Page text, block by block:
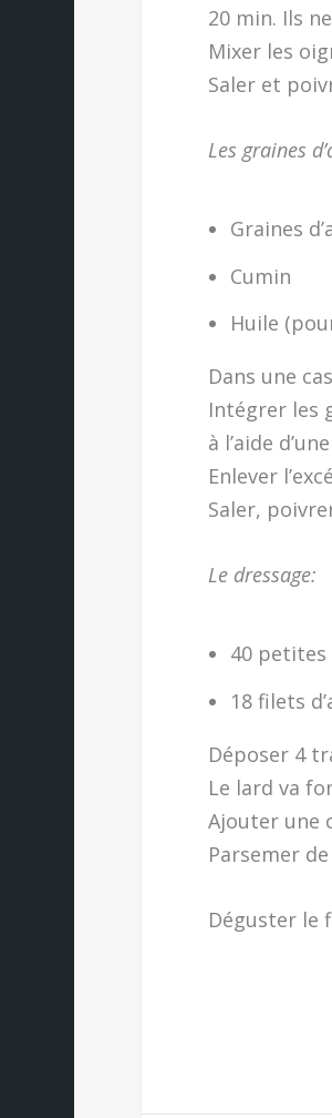
20 min. Ils
Mixer les
Saler et
Les graines
Graines
Cumin
Huile
Dans une
Intégrer les
à l’aide
Enlever
Saler,
Le dressage:
40 petites
18 filets
Déposer 4
Le lard va
Ajouter une
Parsemer
Déguster le